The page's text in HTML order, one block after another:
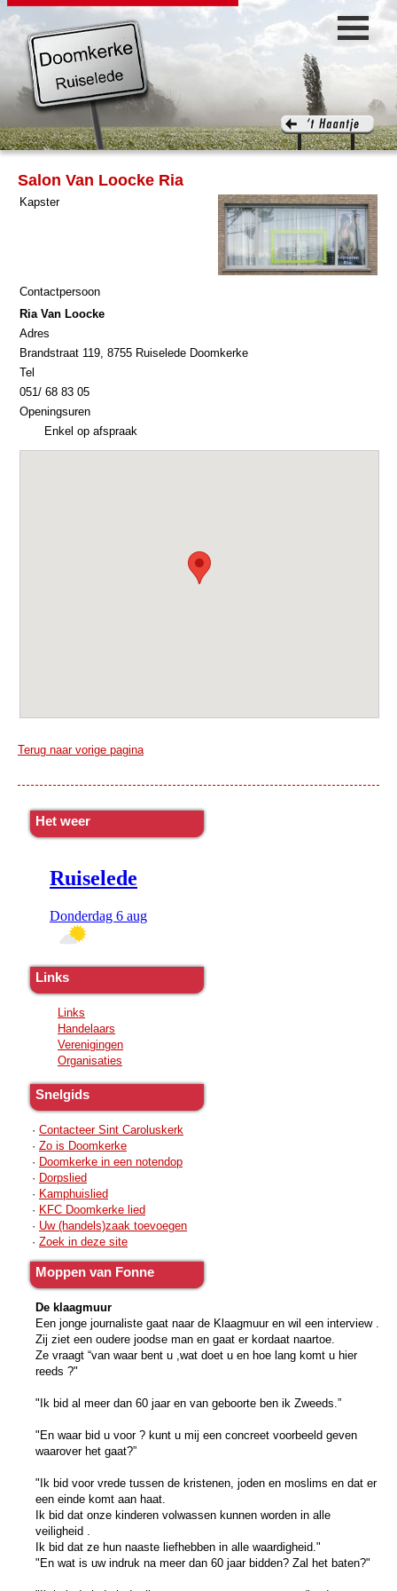
Salon Van Loocke Ria
Kapster
Contactpersoon
Ria Van Loocke
Adres
Brandstraat 119, 8755 Ruiselede Doomkerke
Tel
051/ 68 83 05
Openingsuren
Enkel op afspraak
Terug naar vorige pagina
Het weer
Links
Links
Handelaars
Verenigingen
Organisaties
Snelgids
· Contacteer Sint Caroluskerk
· Zo is Doomkerke
· Doomkerke in een notendop
· Dorpslied
· Kamphuislied
· KFC Doomkerke lied
· Uw (handels)zaak toevoegen
· Zoek in deze site
Moppen van Fonne
De klaagmuur
Een jonge journaliste gaat naar de Klaagmuur en wil een interview .
Zij ziet een oudere joodse man en gaat er kordaat naartoe.
Ze vraagt “van waar bent u ,wat doet u en hoe lang komt u hier
reeds ?"
"Ik bid al meer dan 60 jaar en van geboorte ben ik Zweeds.”
"En waar bid u voor ? kunt u mij een concreet voorbeeld geven
waarover het gaat?”
"Ik bid voor vrede tussen de kristenen, joden en moslims en dat er
een einde komt aan haat.
Ik bid dat onze kinderen volwassen kunnen worden in alle
veiligheid .
Ik bid dat ze hun naaste liefhebben in alle waardigheid."
"En wat is uw indruk na meer dan 60 jaar bidden? Zal het baten?"